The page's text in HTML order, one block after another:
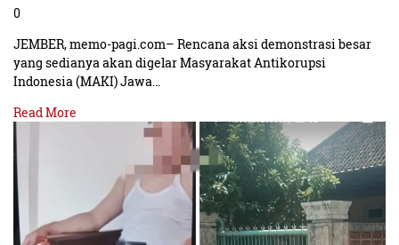
0
JEMBER, memo-pagi.com– Rencana aksi demonstrasi besar
yang sedianya akan digelar Masyarakat Antikorupsi
Indonesia (MAKI) Jawa…
Read More